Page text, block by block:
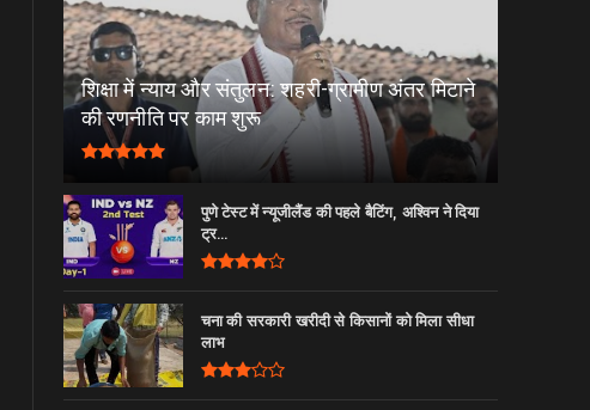
शिक्षा में न्याय और संतुलन: शहरी-ग्रामीण अंतर मिटाने
की रणनीति पर काम शुरू
पुणे टेस्ट में न्यूजीलैंड की पहले बैटिंग, अश्विन ने दिया
ट्र...
चना की सरकारी खरीदी से किसानों को मिला सीधा
लाभ